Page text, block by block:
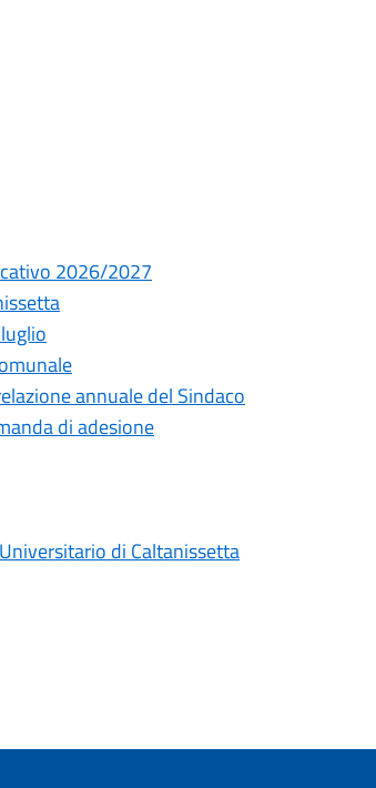
2026/2027
annuale del Sindaco
di adesione
di Caltanissetta